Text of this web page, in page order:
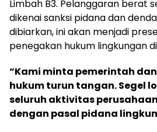
Limbah B3. Pelanggaran berat
dikenai sanksi pidana dan
dibiarkan, ini akan menjadi
penegakan hukum lingkungan
“Kami minta pemerintah
hukum turun tangan. Segel
seluruh aktivitas
dengan pasal pidana